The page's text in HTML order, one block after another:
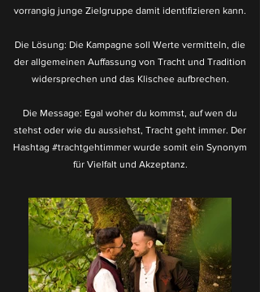
vorrangig junge Zielgruppe damit identifizieren kann.
Die Lösung: Die Kampagne soll Werte vermitteln, die
der allgemeinen Auffassung von Tracht und Tradition
widersprechen und das Klischee aufbrechen.
Die Message: Egal woher du kommst, auf wen du
stehst oder wie du aussiehst, Tracht geht immer. Der
Hashtag #trachtgehtimmer wurde somit ein Synonym
für Vielfalt und Akzeptanz.